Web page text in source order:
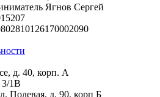
Ягнов Сергей
д. 40, корп. А
3/1В
Полевая, д. 90, корп Б